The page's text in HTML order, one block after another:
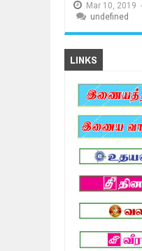
Mar 10, 2019 -
undefined
LINKS